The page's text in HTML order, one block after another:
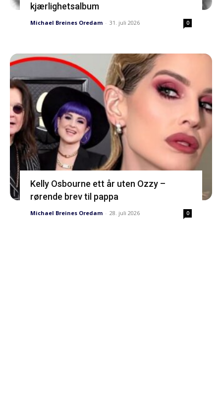
kjærlighetsalbum
Michael Breines Oredam - 31. juli 2026 0
Kelly Osbourne ett år uten Ozzy –
rørende brev til pappa
Michael Breines Oredam - 28. juli 2026 0